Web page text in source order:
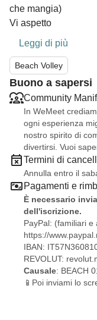
che mangia)
Vi aspetto
Leggi di più
Beach Volley
Buono a sapersi
Community
In WeMeet
ogni esperienza
nostro spirito di
divertirsi. Vuoi
Termini di
Annulla entro il
Pagamenti e
È necessario
dell'iscrizione.
PayPal: (familiari e
https://
IBAN:
REVOLUT:
Causale: BEACH
📱Poi inviami lo